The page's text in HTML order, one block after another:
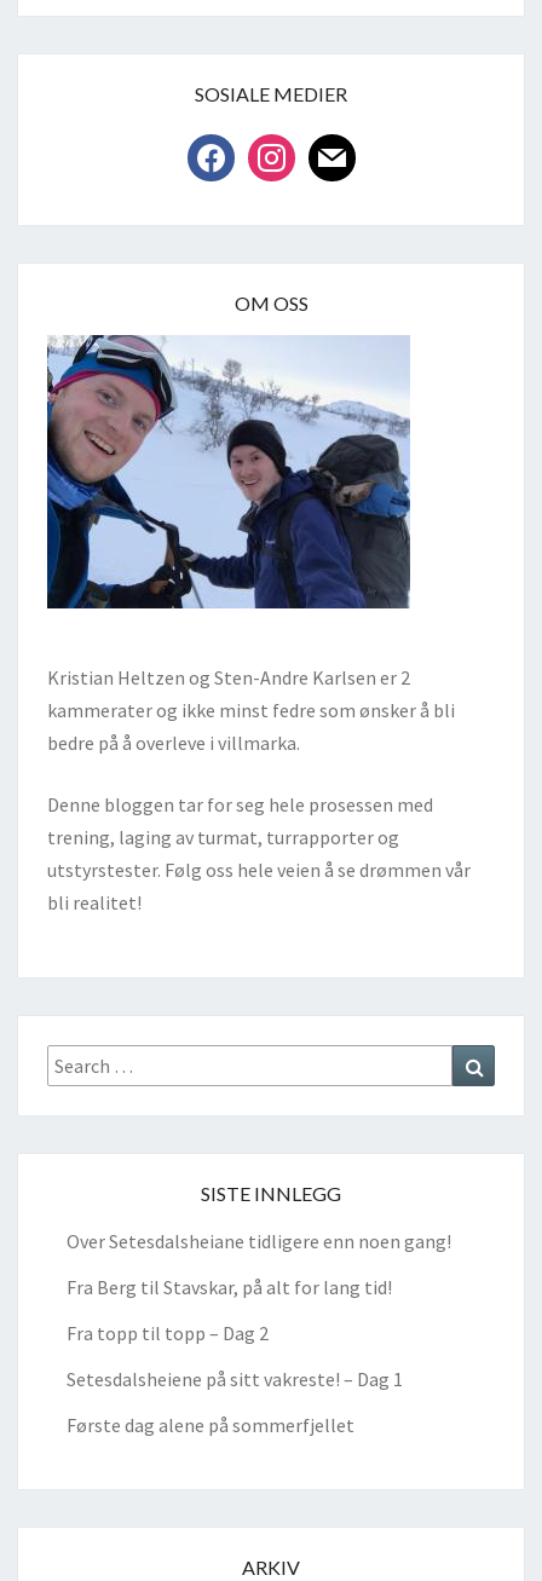
SOSIALE MEDIER
facebookinstagram
mail
OM OSS
Kristian Heltzen og Sten-Andre Karlsen er 2
kammerater og ikke minst fedre som ønsker å bli
bedre på å overleve i villmarka.
Denne bloggen tar for seg hele prosessen med
trening, laging av turmat, turrapporter og
utstyrstester. Følg oss hele veien å se drømmen vår
bli realitet!
Search
for:
SISTE INNLEGG
Over Setesdalsheiane tidligere enn noen gang!
Fra Berg til Stavskar, på alt for lang tid!
Fra topp til topp – Dag 2
Setesdalsheiene på sitt vakreste! – Dag 1
Første dag alene på sommerfjellet
ARKIV